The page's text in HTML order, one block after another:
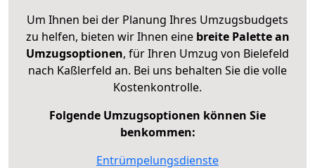
Um Ihnen bei der Planung Ihres Umzugsbudgets
zu helfen, bieten wir Ihnen eine breite Palette an
Umzugsoptionen, für Ihren Umzug von Bielefeld
nach Kaßlerfeld an. Bei uns behalten Sie die volle
Kostenkontrolle.
Folgende Umzugsoptionen können Sie
benkommen:
Entrümpelungsdienste